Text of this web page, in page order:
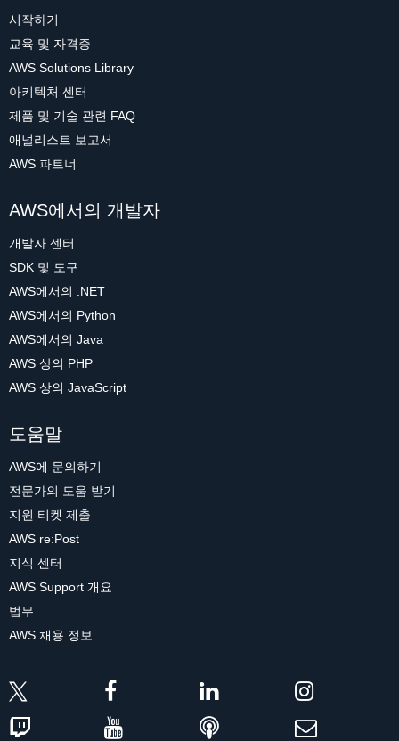
시작하기
교육 및 자격증
AWS Solutions Library
아키텍처 센터
제품 및 기술 관련 FAQ
애널리스트 보고서
AWS 파트너
AWS에서의 개발자
개발자 센터
SDK 및 도구
AWS에서의 .NET
AWS에서의 Python
AWS에서의 Java
AWS 상의 PHP
AWS 상의 JavaScript
도움말
AWS에 문의하기
전문가의 도움 받기
지원 티켓 제출
AWS re:Post
지식 센터
AWS Support 개요
법무
AWS 채용 정보